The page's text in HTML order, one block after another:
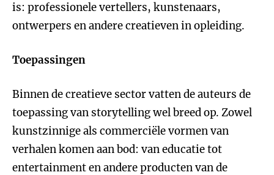
is: professionele vertellers, kunstenaars,
ontwerpers en andere creatieven in opleiding.
Toepassingen
Binnen de creatieve sector vatten de auteurs de
toepassing van storytelling wel breed op. Zowel
kunstzinnige als commerciële vormen van
verhalen komen aan bod: van educatie tot
entertainment en andere producten van de